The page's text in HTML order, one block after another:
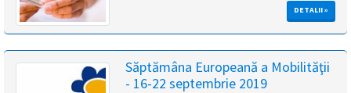
DETALII »
Săptămâna Europeană a Mobilităţii
- 16-22 septembrie 2019